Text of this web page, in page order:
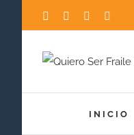
contenido
FacebookInstagramYouTube
INICIO